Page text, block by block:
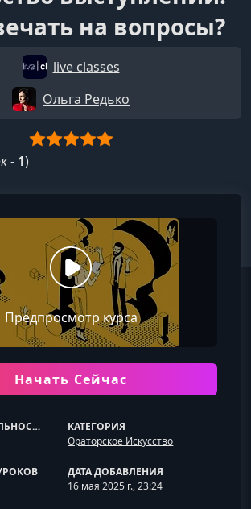
на вопросы?
live classes
Ольга Редько
- 1)
Предпросмотр курса
Начать Сейчас
ПРОДОЛЖИТЕЛЬНОСТЬ
КАТЕГОРИЯ
Ораторское Искусство
ДАТА ДОБАВЛЕНИЯ
16 мая 2025 г., 23:24